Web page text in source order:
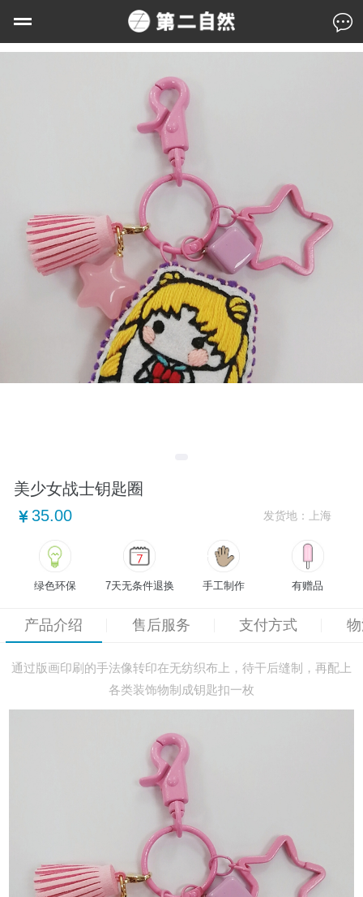
美少女战士钥匙圈
35.00
发货地： 上海
绿色环保 7天无条件退换 手工制作 有赠品
产品介绍 售后服务 支付方式
通过版画印刷的手法像转印在无纺织布上，待干后缝制，再配上
各类装饰物制成钥匙扣一枚